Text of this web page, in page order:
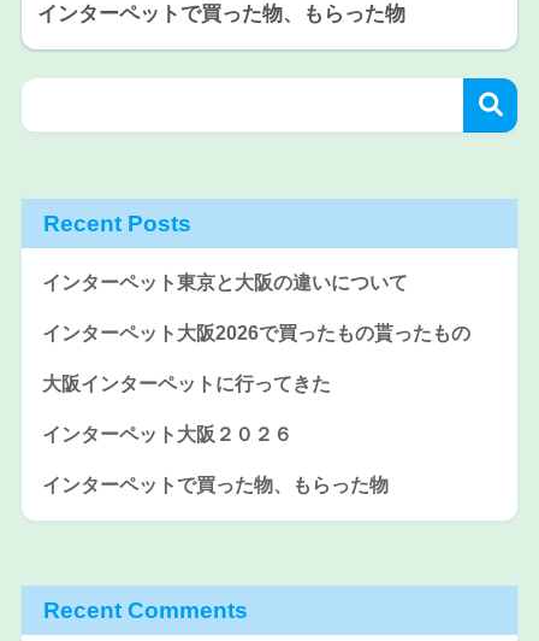
インターペットで買った物、もらった物
Recent Posts
インターペット東京と大阪の違いについて
インターペット大阪2026で買ったもの貰ったもの
大阪インターペットに行ってきた
インターペット大阪２０２６
インターペットで買った物、もらった物
Recent Comments